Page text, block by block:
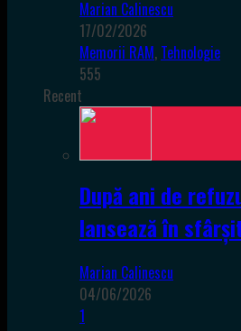
Marian Calinescu
17/02/2026
Memorii RAM, Tehnologie
555
Recent
După ani de
lansează în
Marian Calinescu
04/06/2026
1